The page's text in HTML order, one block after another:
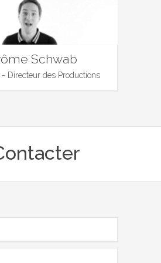
Schwab
- Directeur des Productions